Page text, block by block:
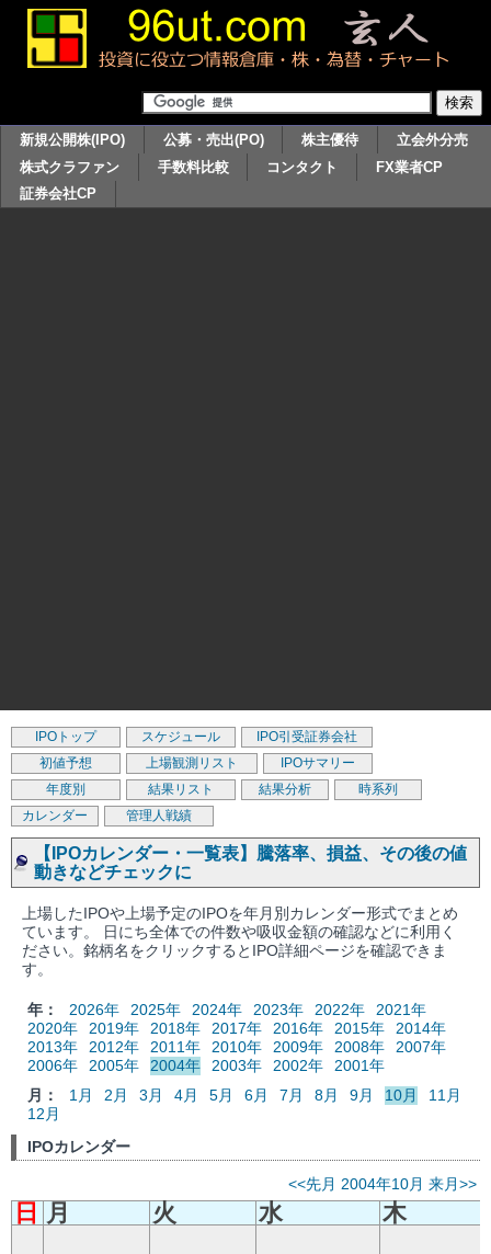
新規公開株(IPO) 公募・売出(PO) 株主優待
立会外分売
株式クラファン
手数料比較 コンタクト
FX業者CP
証券会社CP
IPOトップ スケジュール
IPO引受証券会社
初値予想
上場観測リスト
IPOサマリー
年度別
結果リスト 結果分析
時系列
カレンダー
管理人戦績
【IPOカレンダー・一覧表】騰落率、損益、その後の値
動きなどチェックに
上場したIPOや上場予定のIPOを年月別カレンダー形式でまとめ
ています。 日にち全体での件数や吸収金額の確認などに利用く
ださい。銘柄名をクリックするとIPO詳細ページを確認できま
す。
年： 2026年 2025年 2024年 2023年 2022年
2021年
2020年
2019年 2018年 2017年 2016年 2015年
2014年
2013年
2012年 2011年 2010年 2009年 2008年
2007年
2006年
2005年 2004年 2003年 2002年
2001年
月：
1月 2月 3月 4月 5月 6月 7月 8月 9月 10月
11月
12月
IPOカレンダー
<<先月 2004年10月 来月>>
日 月 火 水 木